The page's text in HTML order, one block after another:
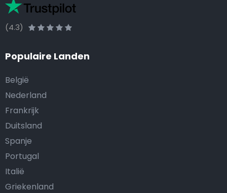
(4.3)
Populaire Landen
België
Nederland
Frankrijk
Duitsland
Spanje
Portugal
Italië
Griekenland